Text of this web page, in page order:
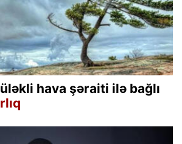
hava şəraiti ilə bağlı